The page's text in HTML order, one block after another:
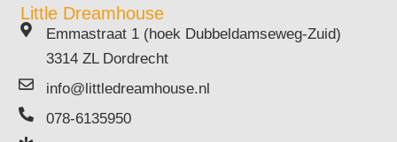
Little Dreamhouse
Emmastraat 1 (hoek Dubbeldamseweg-Zuid)
3314 ZL Dordrecht
info@littledreamhouse.nl
078-6135950